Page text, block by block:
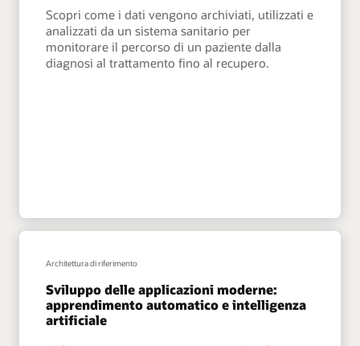
Scopri come i dati vengono archiviati, utilizzati e
analizzati da un sistema sanitario per
monitorare il percorso di un paziente dalla
diagnosi al trattamento fino al recupero.
Architettura di riferimento
Sviluppo delle applicazioni moderne:
apprendimento automatico e intelligenza
artificiale